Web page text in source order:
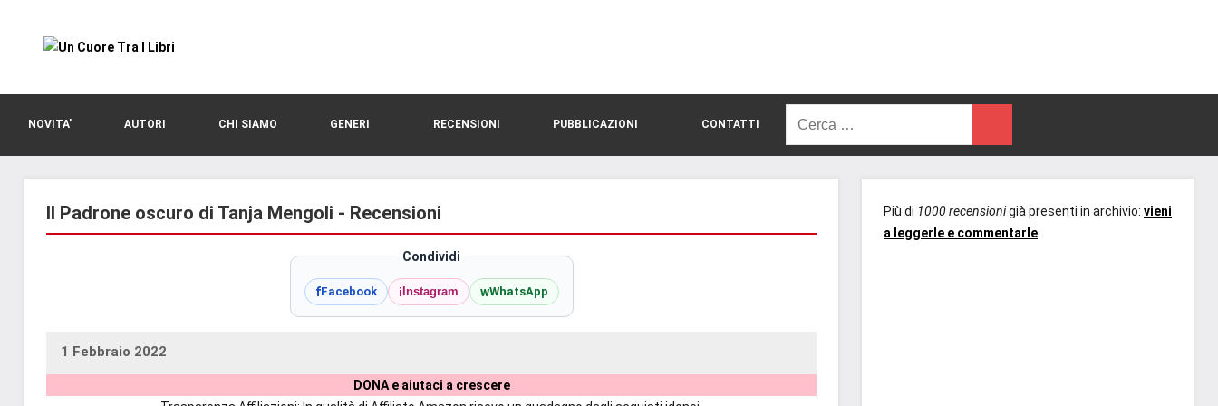
contenuto
Cuore
Tra
I
romance
e
non
Recensioni,
NOVITA’ AUTORI CHI SIAMO GENERI RECENSIONI PUBBLICAZIONI CONTATTI
Il Padrone oscuro di Tanja Mengoli - Recensioni
Condividi
fFacebook i Instagram wWhatsApp
1 Febbraio 2022
DONA e aiutaci a crescere
Più di 1000 recensionigià presenti in archivio: vieni
a leggerle e commentarle